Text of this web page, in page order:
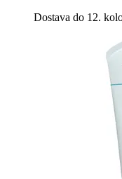
Dostava do 12.